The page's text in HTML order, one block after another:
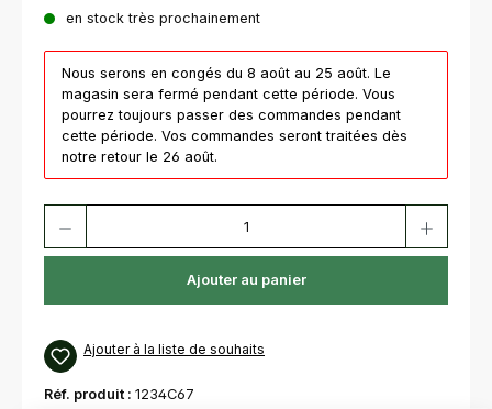
en stock très prochainement
Nous serons en congés du 8 août au 25 août. Le
magasin sera fermé pendant cette période. Vous
pourrez toujours passer des commandes pendant
cette période. Vos commandes seront traitées dès
notre retour le 26 août.
Ajouter au panier
Ajouter à la liste de souhaits
Réf. produit : 1234C67